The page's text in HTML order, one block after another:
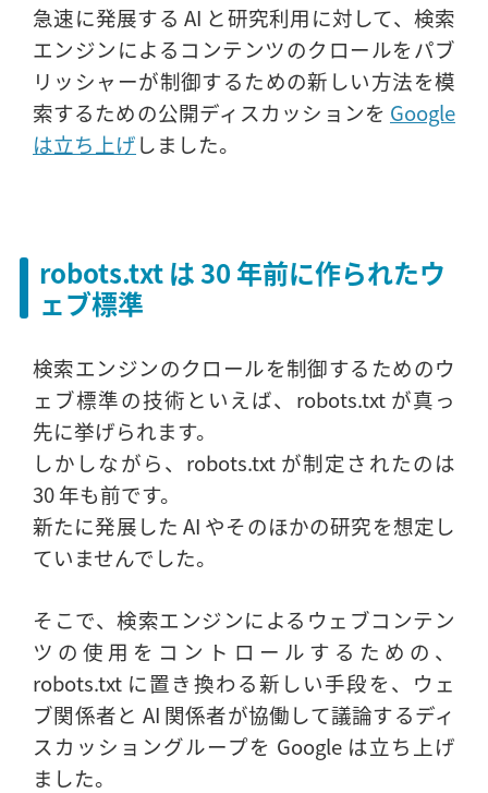
急速に発展する AI と研究利用に対して、検索
エンジンによるコンテンツのクロールをパブ
リッシャーが制御するための新しい方法を模
索するための公開ディスカッションを Google
は立ち上げしました。
robots.txt は 30 年前に作られたウ
ェブ標準
検索エンジンのクロールを制御するためのウ
ェブ標準の技術といえば、robots.txt が真っ
先に挙げられます。
しかしながら、robots.txt が制定されたのは
30 年も前です。
新たに発展した AI やそのほかの研究を想定し
ていませんでした。
そこで、検索エンジンによるウェブコンテン
ツの使用をコントロールするための、
robots.txt に置き換わる新しい手段を、ウェ
ブ関係者と AI 関係者が協働して議論するディ
スカッショングループを Google は立ち上げ
ました。